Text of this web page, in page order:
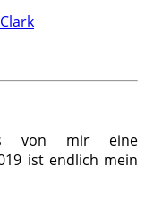
von mir eine
ist endlich mein